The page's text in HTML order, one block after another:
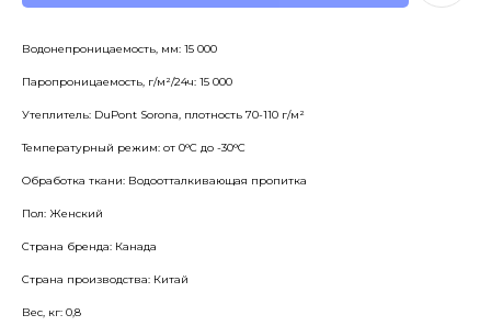
Водонепроницаемость, мм: 15 000
Паропроницаемость, г/м²/24ч: 15 000
Утеплитель: DuPont Sorona, плотность 70-110 г/м²
Температурный режим: от 0°С до -30°С
Обработка ткани: Водоотталкивающая пропитка
Пол: Женский
Страна бренда: Канада
Страна производства: Китай
Вес, кг: 0,8